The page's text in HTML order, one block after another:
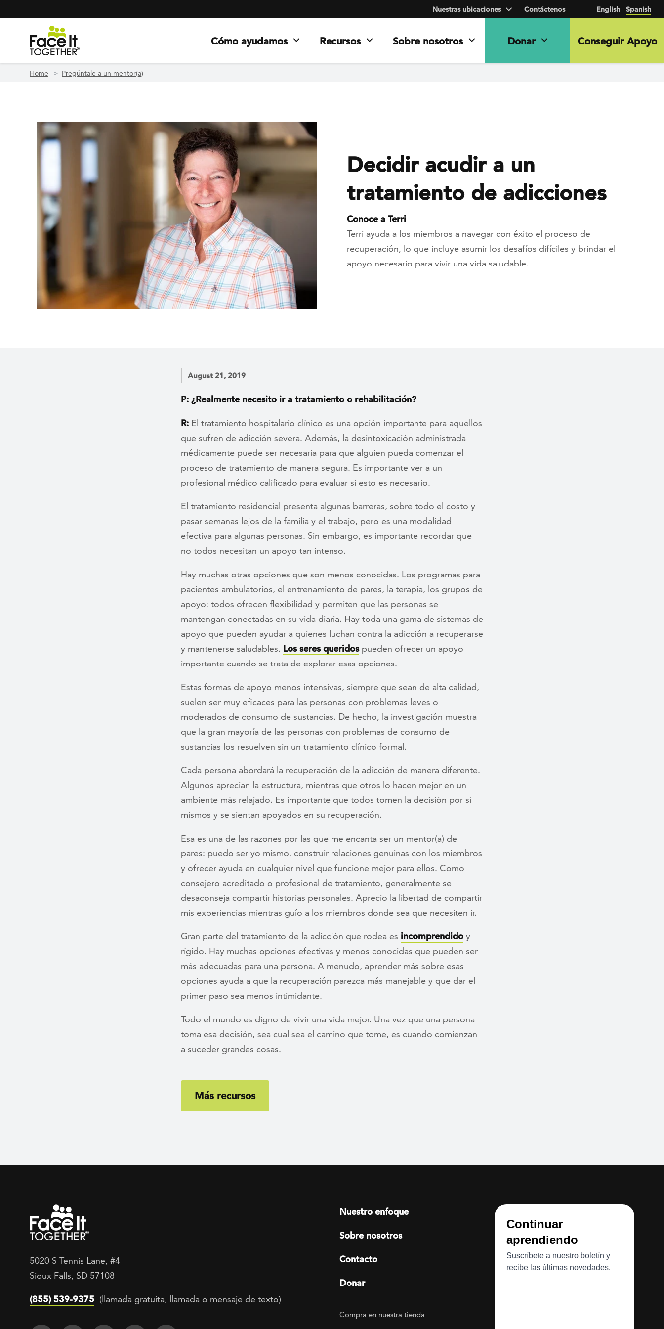
English Spanish
Cómo ayudamos Recursos Sobre nosotros Donar Conseguir Apoyo
Nuestras ubicaciones Contáctenos
Home Pregúntale a un mentor(a)
Decidir acudir a un
tratamiento de adicciones
Conoce a Terri
Terri ayuda a los miembros a navegar con éxito el proceso de
recuperación, lo que incluye asumir los desafíos difíciles y brindar el
apoyo necesario para vivir una vida saludable.
August 21, 2019
P: ¿Realmente necesito ir a tratamiento o rehabilitación?
R: El tratamiento hospitalario clínico es una opción importante para aquellos
que sufren de adicción severa. Además, la desintoxicación administrada
médicamente puede ser necesaria para que alguien pueda comenzar el
proceso de tratamiento de manera segura. Es importante ver a un
profesional médico calificado para evaluar si esto es necesario.
El tratamiento residencial presenta algunas barreras, sobre todo el costo y
pasar semanas lejos de la familia y el trabajo, pero es una modalidad
efectiva para algunas personas. Sin embargo, es importante recordar que
no todos necesitan un apoyo tan intenso.
Hay muchas otras opciones que son menos conocidas. Los programas para
pacientes ambulatorios, el entrenamiento de pares, la terapia, los grupos de
apoyo: todos ofrecen flexibilidad y permiten que las personas se
mantengan conectadas en su vida diaria. Hay toda una gama de sistemas de
apoyo que pueden ayudar a quienes luchan contra la adicción a recuperarse
y mantenerse saludables. Los seres queridospueden ofrecer un apoyo
importante cuando se trata de explorar esas opciones.
Estas formas de apoyo menos intensivas, siempre que sean de alta calidad,
suelen ser muy eficaces para las personas con problemas leves o
moderados de consumo de sustancias. De hecho, la investigación muestra
que la gran mayoría de las personas con problemas de consumo de
sustancias los resuelven sin un tratamiento clínico formal.
Cada persona abordará la recuperación de la adicción de manera diferente.
Algunos aprecian la estructura, mientras que otros lo hacen mejor en un
ambiente más relajado. Es importante que todos tomen la decisión por sí
mismos y se sientan apoyados en su recuperación.
Esa es una de las razones por las que me encanta ser un mentor(a) de
pares: puedo ser yo mismo, construir relaciones genuinas con los miembros
y ofrecer ayuda en cualquier nivel que funcione mejor para ellos. Como
consejero acreditado o profesional de tratamiento, generalmente se
desaconseja compartir historias personales. Aprecio la libertad de compartir
mis experiencias mientras guío a los miembros donde sea que necesiten ir.
Gran parte del tratamiento de la adicción que rodea es incomprendido y
rígido. Hay muchas opciones efectivas y menos conocidas que pueden ser
más adecuadas para una persona. A menudo, aprender más sobre esas
opciones ayuda a que la recuperación parezca más manejable y que dar el
primer paso sea menos intimidante.
Todo el mundo es digno de vivir una vida mejor. Una vez que una persona
toma esa decisión, sea cual sea el camino que tome, es cuando comienzan
a suceder grandes cosas.
Más recursos
5020 S Tennis Lane, #4
Sioux Falls, SD 57108
(855) 539-9375 (llamada gratuita, llamada o mensaje de texto)
Footer menu
Nuestro enfoque
Sobre nosotros
Contacto
Donar
Footer Utility
Compra en nuestra tienda